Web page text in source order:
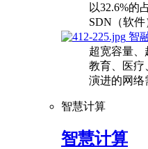
以32.6%的
SDN（软件
智
超宽容量、
教育、医疗
演进的网络
智慧计算
智慧计算